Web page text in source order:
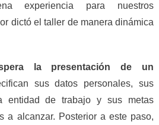
experiencia para nuestros
dictó el taller de manera dinámica
la presentación de un
sus datos personales, sus
entidad de trabajo y sus metas
a alcanzar. Posterior a este paso,